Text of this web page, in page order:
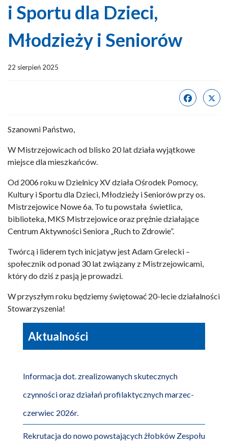
i Sportu dla Dzieci,
Młodzieży i Seniorów
22 sierpień 2025
Szanowni Państwo,
W Mistrzejowicach od blisko 20 lat działa wyjątkowe
miejsce dla mieszkańców.
Od 2006 roku w Dzielnicy XV działa Ośrodek Pomocy,
Kultury i Sportu dla Dzieci, Młodzieży i Seniorów przy os.
Mistrzejowice Nowe 6a. To tu powstała świetlica,
biblioteka, MKS Mistrzejowice oraz prężnie działające
Centrum Aktywności Seniora „Ruch to Zdrowie”.
Twórcą i liderem tych inicjatyw jest Adam Grelecki –
społecznik od ponad 30 lat związany z Mistrzejowicami,
który do dziś z pasją je prowadzi.
W przyszłym roku będziemy świętować 20-lecie działalności
Stowarzyszenia!
Aktualności
Informacja dot. zrealizowanych skutecznych
czynności oraz działań profilaktycznych marzec-
czerwiec 2026r.
Rekrutacja do nowo powstających żłobków Zespołu